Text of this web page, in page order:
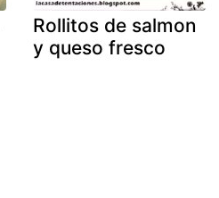
Rollitos de salmon
y queso fresco